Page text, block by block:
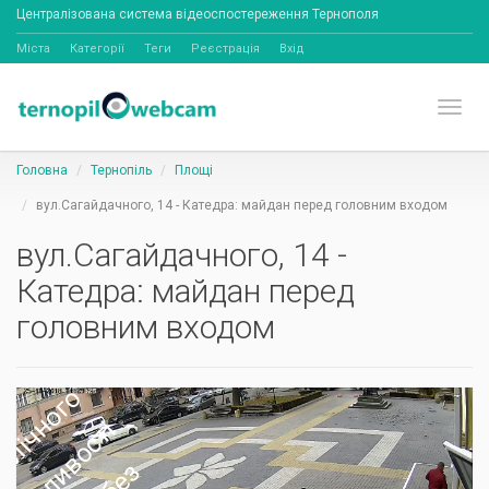
Централізована система відеоспостереження Тернополя
Міста Категорії Теги Реєстрація Вхід
Головна Тернопіль Площі
вул.Сагайдачного, 14 - Катедра: майдан перед головним входом
вул.Сагайдачного, 14 -
Катедра: майдан перед
головним входом